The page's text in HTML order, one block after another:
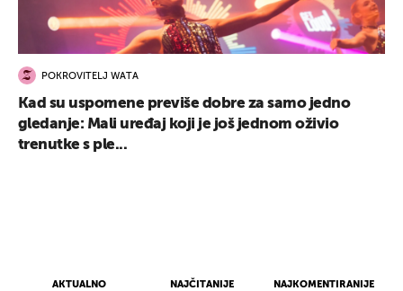
AKTUALNO NAJČITANIJE NAJKOMENTIRANIJE
POKROVITELJ WATA
Kad su uspomene previše dobre za samo jedno
gledanje: Mali uređaj koji je još jednom oživio
trenutke s ple...